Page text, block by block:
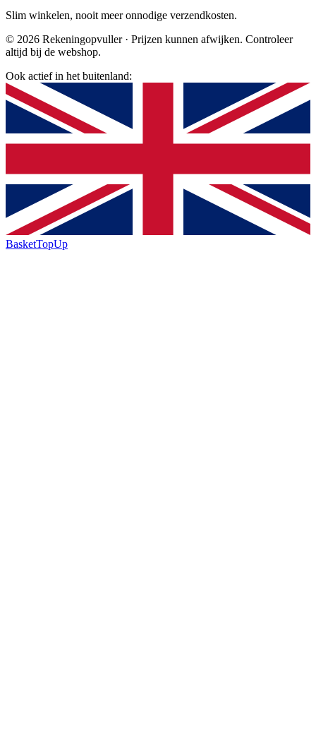
Slim winkelen, nooit meer onnodige verzendkosten.
© 2026 Rekeningopvuller · Prijzen kunnen afwijken. Controleer
altijd bij de webshop.
Ook actief in het buitenland:
BasketTopUp